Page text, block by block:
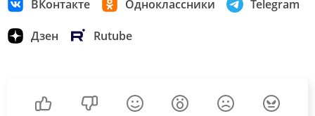
ВКонтакте Одноклассники Telegram
Дзен Rutube